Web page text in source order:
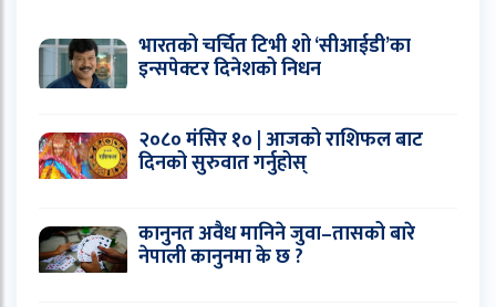
भारतको चर्चित टिभी शो ‘सीआईडी’का
इन्सपेक्टर दिनेशको निधन
२०८० मंसिर १० | आजको राशिफल बाट
दिनको सुरुवात गर्नुहोस्
कानुनत अवैध मानिने जुवा–तासको बारे
नेपाली कानुनमा के छ ?